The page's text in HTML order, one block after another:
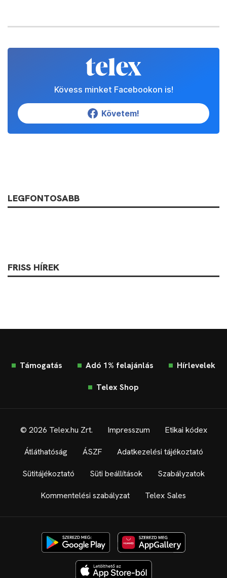
Kövess minket Facebookon is!
Követem!
LEGFONTOSABB
FRISS HÍREK
Támogatás Adó 1% felajánlás Hírlevelek
Telex Shop
© 2026 Telex.hu Zrt. Impresszum Etikai kódex
Átláthatóság ÁSZF Adatkezelési tájékoztató
Sütitájékoztató Süti beállítások Szabályzatok
Kommentelési szabályzat Telex Sales